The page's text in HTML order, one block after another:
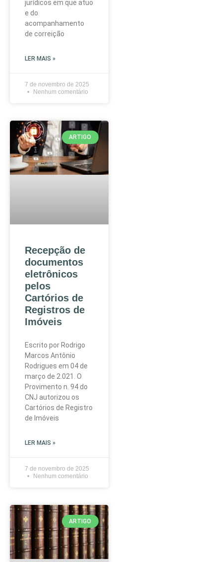
jurídicos em que atuo
e do
acompanhamento
de correição
LER MAIS »
7 de novembro de 2025
Nenhum comentário
ARTIGO
Recepção de
documentos
eletrônicos
pelos
Cartórios de
Registros de
Imóveis
Escrito por Rodrigo
Marcos Antônio
Rodrigues em 04 de
março de 2.021. O
Provimento n. 94 do
CNJ autorizou os
Cartórios de Registro
de Imóveis
LER MAIS »
7 de novembro de 2025
Nenhum comentário
ARTIGO